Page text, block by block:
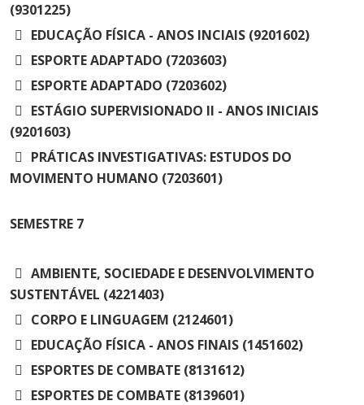
(9301225)
EDUCAÇÃO FÍSICA - ANOS INCIAIS (9201602)
ESPORTE ADAPTADO (7203603)
ESPORTE ADAPTADO (7203602)
ESTÁGIO SUPERVISIONADO II - ANOS INICIAIS
(9201603)
PRÁTICAS INVESTIGATIVAS: ESTUDOS DO
MOVIMENTO HUMANO (7203601)
SEMESTRE 7
AMBIENTE, SOCIEDADE E DESENVOLVIMENTO
SUSTENTÁVEL (4221403)
CORPO E LINGUAGEM (2124601)
EDUCAÇÃO FÍSICA - ANOS FINAIS (1451602)
ESPORTES DE COMBATE (8131612)
ESPORTES DE COMBATE (8139601)